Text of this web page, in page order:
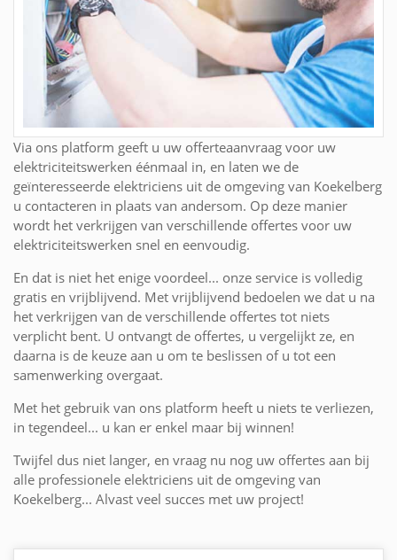
Via ons platform geeft u uw offerteaanvraag voor uw
elektriciteitswerken éénmaal in, en laten we de
geïnteresseerde elektriciens uit de omgeving van Koekelberg
u contacteren in plaats van andersom. Op deze manier
wordt het verkrijgen van verschillende offertes voor uw
elektriciteitswerken snel en eenvoudig.
En dat is niet het enige voordeel... onze service is volledig
gratis en vrijblijvend. Met vrijblijvend bedoelen we dat u na
het verkrijgen van de verschillende offertes tot niets
verplicht bent. U ontvangt de offertes, u vergelijkt ze, en
daarna is de keuze aan u om te beslissen of u tot een
samenwerking overgaat.
Met het gebruik van ons platform heeft u niets te verliezen,
in tegendeel... u kan er enkel maar bij winnen!
Twijfel dus niet langer, en vraag nu nog uw offertes aan bij
alle professionele elektriciens uit de omgeving van
Koekelberg... Alvast veel succes met uw project!